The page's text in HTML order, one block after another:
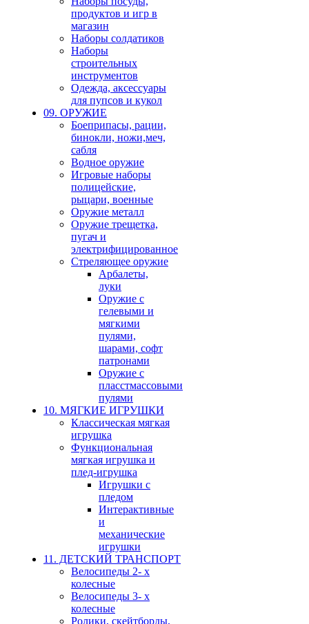
продуктов и игр в
магазин
Наборы солдатиков
Наборы
строительных
инструментов
Одежда, аксессуары
для пупсов и кукол
09. ОРУЖИЕ
Боеприпасы, рации,
бинокли, ножи,меч,
сабля
Водное оружие
Игровые наборы
полицейские,
рыцари, военные
Оружие металл
Оружие трещетка,
пугач и
электрифицированное
Стреляющее оружие
Арбалеты,
луки
Оружие с
гелевыми и
мягкими
пулями,
шарами, софт
патронами
Оружие с
пласстмассовыми
пулями
10. МЯГКИЕ ИГРУШКИ
Классическая мягкая
игрушка
Функциональная
мягкая игрушка и
плед-игрушка
Игрушки с
пледом
Интерактивные
и
механические
игрушки
11. ДЕТСКИЙ ТРАНСПОРТ
Велосипеды 2- х
колесные
Велосипеды 3- х
колесные
Ролики, скейтборды,